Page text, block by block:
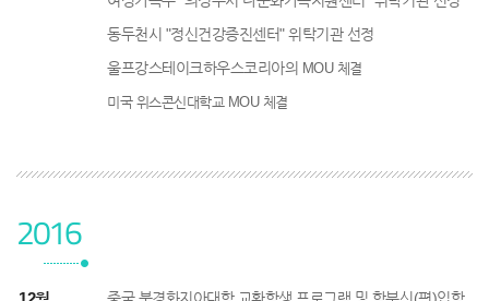
동두천시 "정신건강증진센터" 위탁기관 선정
울프강스테이크하우스코리아의 MOU 체결
미국 위스콘신대학교 MOU 체결
2016